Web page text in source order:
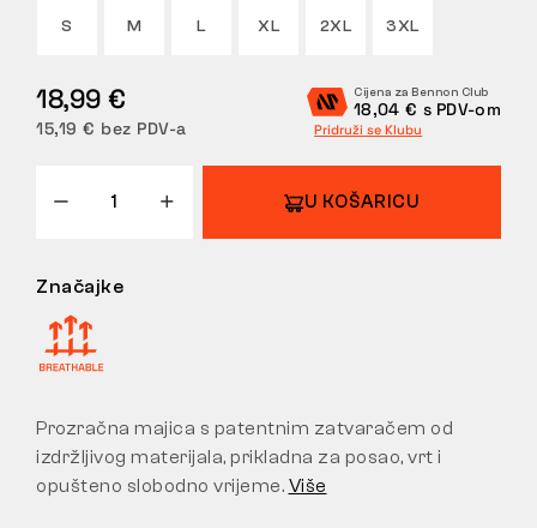
S M L XL 2XL 3XL
18,99 €
15,19 € bez PDV-a
Cijena za Bennon Club
18,04 € s PDV-om
Pridruži se Klubu
U KOŠARICU
Značajke
Prozračna majica s patentnim zatvaračem od
izdržljivog materijala, prikladna za posao, vrt i
opušteno slobodno vrijeme. Više